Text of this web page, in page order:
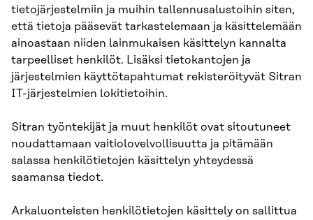
tietojärjestelmiin ja muihin tallennusalustoihin siten,
että tietoja pääsevät tarkastelemaan ja käsittelemään
ainoastaan niiden lainmukaisen käsittelyn kannalta
tarpeelliset henkilöt. Lisäksi tietokantojen ja
järjestelmien käyttötapahtumat rekisteröityvät Sitran
IT-järjestelmien lokitietoihin.
Sitran työntekijät ja muut henkilöt ovat sitoutuneet
noudattamaan vaitiolovelvollisuutta ja pitämään
salassa henkilötietojen käsittelyn yhteydessä
saamansa tiedot.
Arkaluonteisten henkilötietojen käsittely on sallittua